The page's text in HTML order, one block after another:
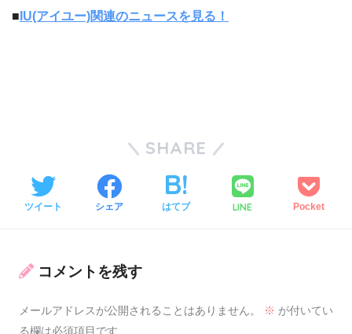
■ IU(アイユー)関連のニュースを見る！
SHARE
ツイート シェア はてブ LINE Pocket
コメントを残す
メールアドレスが公開されることはありません。 ※ が付いてい
る欄は必須項目です